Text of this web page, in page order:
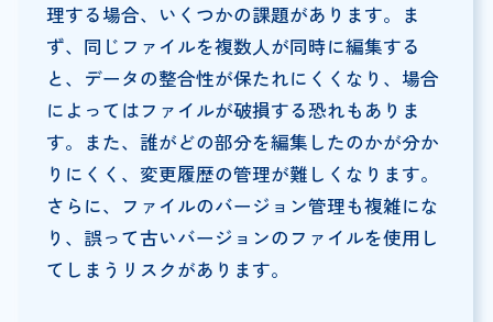
理する場合、いくつかの課題があります。ま
ず、同じファイルを複数人が同時に編集する
と、データの整合性が保たれにくくなり、場合
によってはファイルが破損する恐れもありま
す。また、誰がどの部分を編集したのかが分か
りにくく、変更履歴の管理が難しくなります。
さらに、ファイルのバージョン管理も複雑にな
り、誤って古いバージョンのファイルを使用し
てしまうリスクがあります。